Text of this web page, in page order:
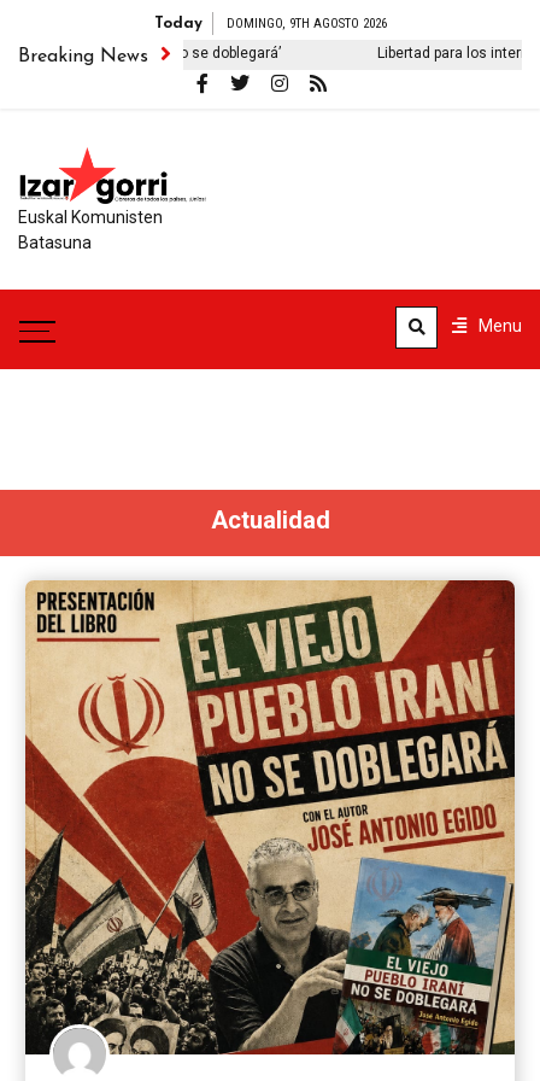
Today DOMINGO, 9TH AGOSTO 2026
Breaking News
iraní no se doblegará’ Libertad para los internacionalistas
Euskal Komunisten
Batasuna
Menu
Actualidad